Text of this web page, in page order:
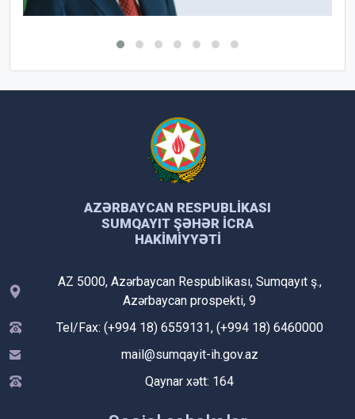
AZƏRBAYCAN RESPUBLIKASI
SUMQAYIT ŞƏHƏR İCRA
HAKIMIYYƏTI
AZ 5000, Azərbaycan Respublikası, Sumqayıt ş.,
Azərbaycan prospekti, 9
Tel/Fax: (+994 18) 6559131, (+994 18) 6460000
mail@sumqayit-ih.gov.az
Qaynar xətt: 164